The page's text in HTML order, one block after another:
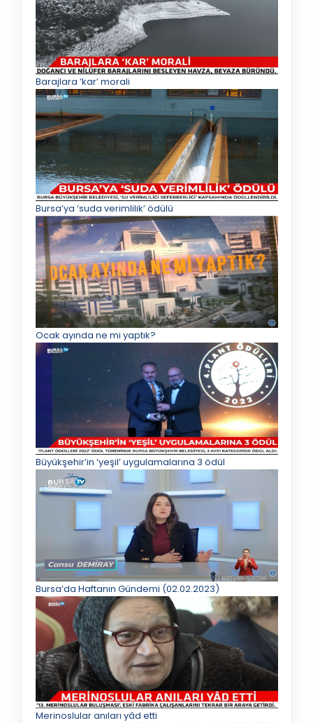
Barajlara ‘kar’ morali
Bursa’ya ‘suda verimlilik’ ödülü
Ocak ayında ne mi yaptık?
Büyükşehir’in ‘yeşil’ uygulamalarına 3 ödül
Bursa’da Haftanın Gündemi (02.02.2023)
Merinoslular anıları yâd etti